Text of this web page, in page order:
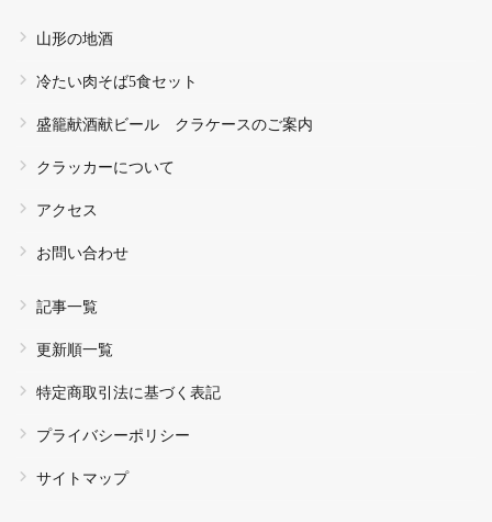
山形の地酒
冷たい肉そば5食セット
盛籠献酒献ビール クラケースのご案内
クラッカーについて
アクセス
お問い合わせ
記事一覧
更新順一覧
特定商取引法に基づく表記
プライバシーポリシー
サイトマップ